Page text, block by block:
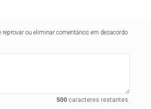
ou eliminar comentários em desacordo
500caracteres restantes.